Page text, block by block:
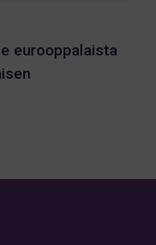
eurooppalaista